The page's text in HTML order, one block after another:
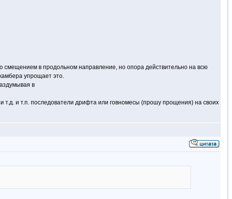
смещением в продольном направление, но опора действительно на всю
упрощает это.
в
и т.п. последователи дрифта или говномесы (прошу прощения) на своих